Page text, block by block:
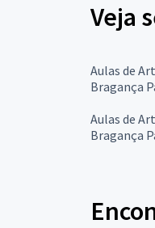
Veja
Aulas de
Bragança
Aulas de
Bragança